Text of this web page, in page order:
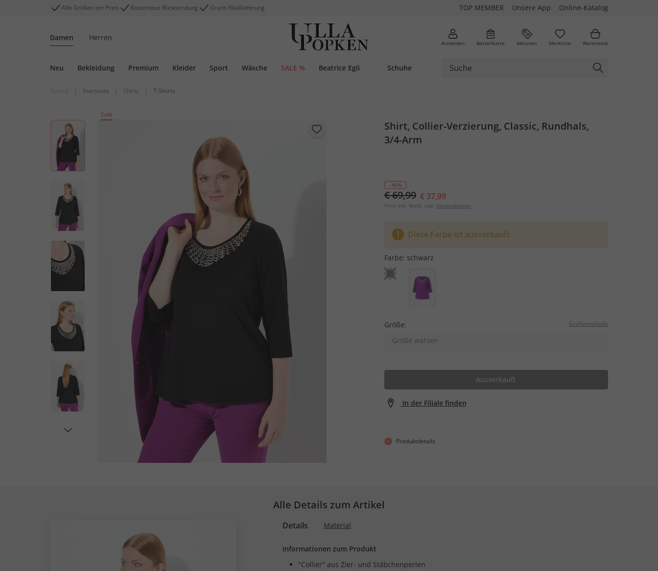
Alle Größen ein Preis Kostenlose Rücksendung Gratis Filiallieferung TOP MEMBER Unsere App Online-Katalog
Damen Herren
Anmelden Bestellkarte Aktionen Merkliste Warenkorb
Neu Bekleidung Premium Kleider Sport Wäsche SALE % Beatrice Egli Schuhe
| Startseite | Shirts | T-Shirts
Sale
Shirt, Collier-Verzierung, Classic, Rundhals,
3/4-Arm
- 45%
€ 69,99 € 37,99
Preis inkl. MwSt. zzgl. Versandkosten
Diese Farbe ist ausverkauft
Farbe: schwarz
Größe: Größentabelle
Größe wählen
Ausverkauft
In der Filiale finden
Produktdetails
Alle Details zum Artikel
Details Material
Informationen zum Produkt
"Collier" aus Zier- und Stäbchenperlen